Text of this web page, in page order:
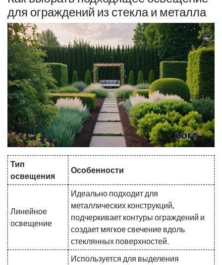
для ограждений из стекла и металла
Тип
освещения
Особенности
Линейное
освещение
Идеально подходит для
металлических конструкций,
подчеркивает контуры ограждений и
создает мягкое свечение вдоль
стеклянных поверхностей.
Используется для выделения